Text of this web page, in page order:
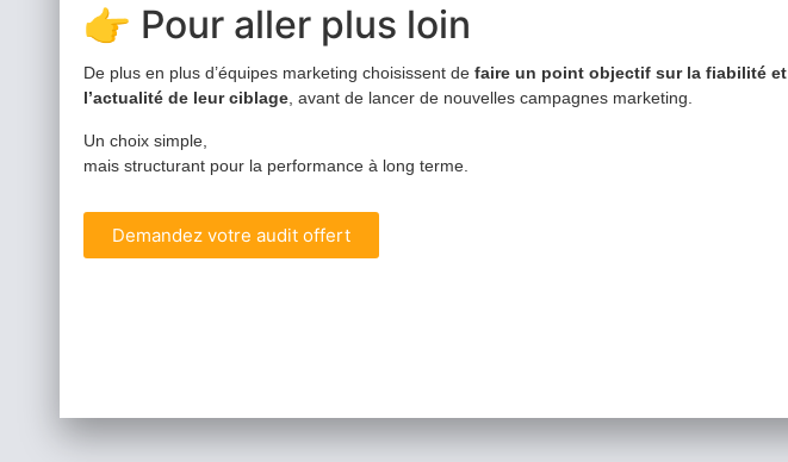
👉 Pour aller plus loin
De plus en plus d’équipes marketing choisissent de faire un point objectif sur la fiabilité et
l’actualité de leur ciblage , avant de lancer de nouvelles campagnes marketing.
Un choix simple,
mais structurant pour la performance à long terme.
Demandez votre audit offert